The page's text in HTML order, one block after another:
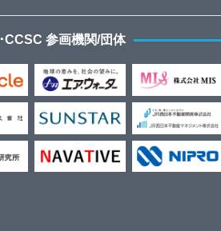
CCSC 参画機関/団体